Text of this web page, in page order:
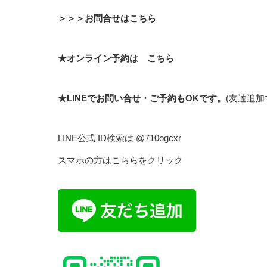
＞＞＞お問合せはこちら
★オンライン予約は こちら
★LINEでお問い合せ・ご予約もOKです。 (友達追加
LINE公式 ID検索は @710ogcxr
スマホの方はこちら をクリック